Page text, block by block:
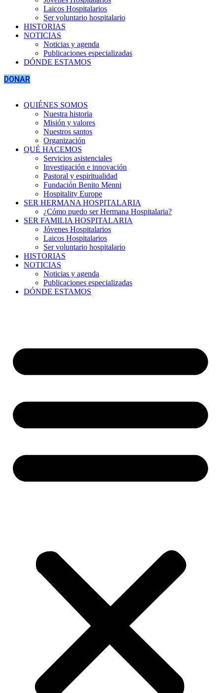
Laicos Hospitalarios
Ser voluntario hospitalario
HISTORIAS
NOTICIAS
Noticias y agenda
Publicaciones especializadas
DÓNDE ESTAMOS
DONAR
QUIÉNES SOMOS
Nuestra historia
Misión y valores
Nuestros santos
Organización
QUÉ HACEMOS
Servicios asistenciales
Investigación e innovación
Pastoral y espiritualidad
Fundación Benito Menni
Hospitality Europe
SER HERMANA HOSPITALARIA
¿Cómo puedo ser Hermana Hospitalaria?
SER FAMILIA HOSPITALARIA
Jóvenes Hospitalarios
Laicos Hospitalarios
Ser voluntario hospitalario
HISTORIAS
NOTICIAS
Noticias y agenda
Publicaciones especializadas
DÓNDE ESTAMOS